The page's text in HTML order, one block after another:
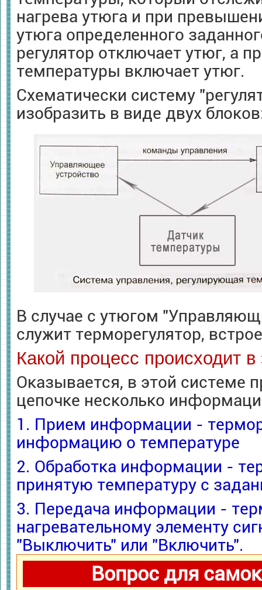
нагрева утюга и при
утюга определенного
регулятор отключает утюг, а
температуры включает утюг.
Схематически систему
изобразить в виде двух
В случае с утюгом
служит терморегулятор,
Какой процесс происходит
Оказывается, в этой системе
цепочке несколько
1. Прием информации -
информацию о температуре
2. Обработка информации -
принятую температуру с
3. Передача информации -
нагревательному элементу
"Выключить" или "Включить".
Вопрос для